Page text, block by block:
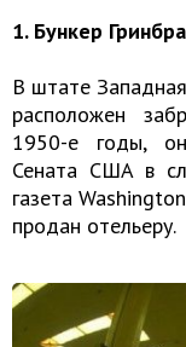
1. Бункер
В штате
расположен
1950-е годы,
Сената США в
газета
продан отельеру.